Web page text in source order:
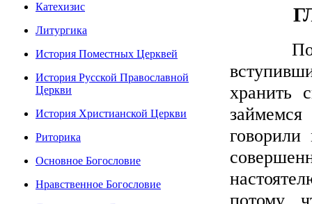
Катехизис
Литургика
История Поместных Церквей
История Русской Православной
Церкви
История Христианской Церкви
Риторика
Основное Богословие
Нравственное Богословие
хранить
потому